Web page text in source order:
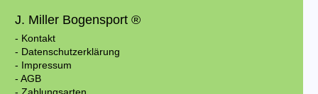
J. Miller Bogensport ®
- Kontakt
- Datenschutzerklärung
- Impressum
- AGB